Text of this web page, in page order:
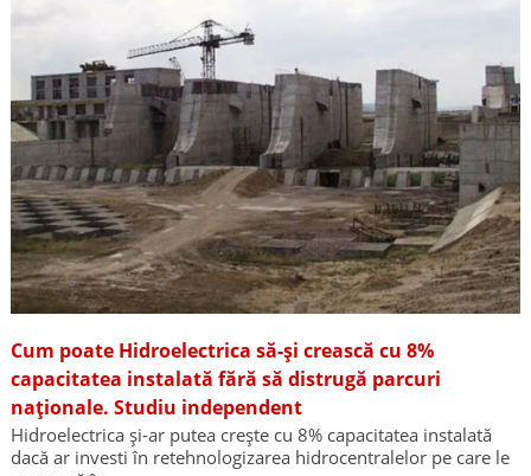
Cum poate Hidroelectrica să-și crească cu 8%
capacitatea instalată fără să distrugă parcuri
naționale. Studiu independent
Hidroelectrica și-ar putea crește cu 8% capacitatea instalată
dacă ar investi în retehnologizarea hidrocentralelor pe care le